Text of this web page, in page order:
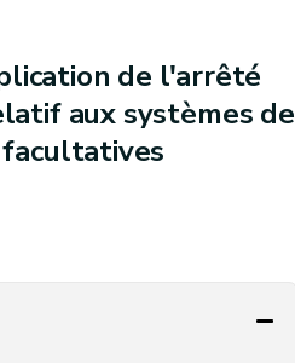
de l'arrêté
aux systèmes de